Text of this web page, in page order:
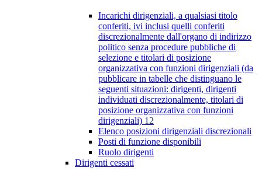
Incarichi dirigenziali, a qualsiasi titolo
conferiti, ivi inclusi quelli conferiti
discrezionalmente dall'organo di indirizzo
politico senza procedure pubbliche di
selezione e titolari di posizione
organizzativa con funzioni dirigenziali (da
pubblicare in tabelle che distinguano le
seguenti situazioni: dirigenti, dirigenti
individuati discrezionalmente, titolari di
posizione organizzativa con funzioni
dirigenziali) 12
Elenco posizioni dirigenziali discrezionali
Posti di funzione disponibili
Ruolo dirigenti
Dirigenti cessati